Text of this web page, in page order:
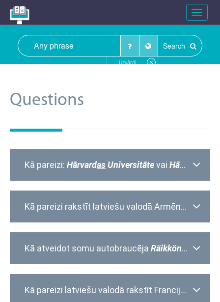
Toggle
Search
Uzvārdi
Questions
Kā pareizi: Hārvardas Universitātevai Hārvard a
Kā pareizi rakstīt latviešu valodā Armēnijas prezidenta uzvārdu
Kā atveidot somu autobraucēja Räikkönen
Kā pareizi latviešu valodā rakstīt Francijas prezidenta uzvārdu